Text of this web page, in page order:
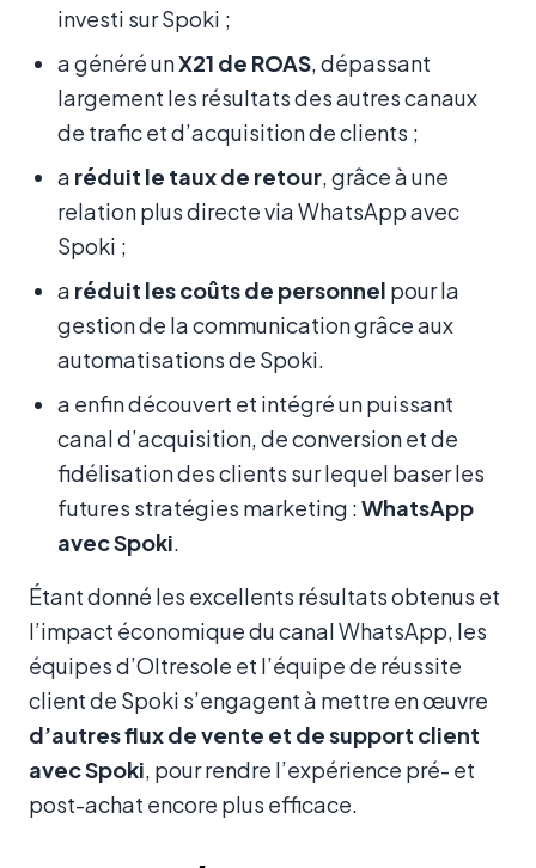
investi sur Spoki ;
a généré unX21 de ROAS, dépassant
largement les résultats des autres canaux
de trafic et d’acquisition de clients ;
a réduit le taux de retour, grâce à une
relation plus directe via WhatsApp avec
Spoki ;
a réduit les coûts de personnel pour la
gestion de la communication grâce aux
automatisations de Spoki.
a enfin découvert et intégré un puissant
canal d’acquisition, de conversion et de
fidélisation des clients sur lequel baser les
futures stratégies marketing :WhatsApp
avec Spoki.
Étant donné les excellents résultats obtenus et
l’impact économique du canal WhatsApp, les
équipes d’Oltresole et l’équipe de réussite
client de Spoki s’engagent à mettre en œuvre
d’autres flux de vente et de support client
avec Spoki, pour rendre l’expérience pré- et
post-achat encore plus efficace.